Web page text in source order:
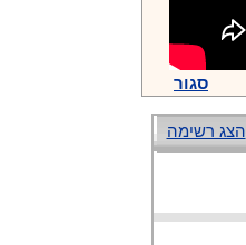
סגור
הצג רשימה